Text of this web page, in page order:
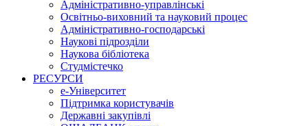
Адміністративно-управлінські
Освітньо-виховний та науковий процес
Адміністративно-господарські
Наукові підрозділи
Наукова бібліотека
Студмістечко
РЕСУРСИ
е-Університет
Підтримка користувачів
Державні закупівлі